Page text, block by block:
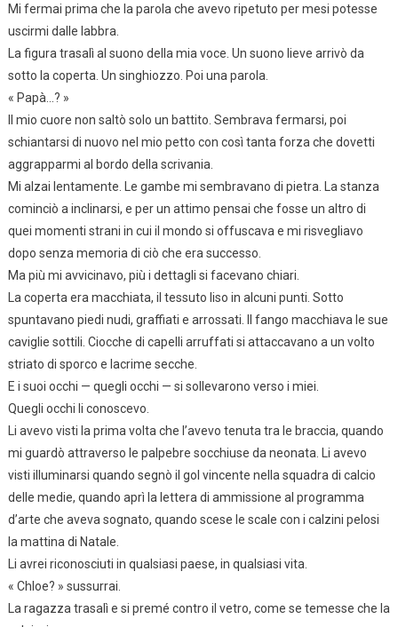
Mi fermai prima che la parola che avevo ripetuto per mesi potesse
uscirmi dalle labbra.
La figura trasalì al suono della mia voce. Un suono lieve arrivò da
sotto la coperta. Un singhiozzo. Poi una parola.
« Papà…? »
Il mio cuore non saltò solo un battito. Sembrava fermarsi, poi
schiantarsi di nuovo nel mio petto con così tanta forza che dovetti
aggrapparmi al bordo della scrivania.
Mi alzai lentamente. Le gambe mi sembravano di pietra. La stanza
cominciò a inclinarsi, e per un attimo pensai che fosse un altro di
quei momenti strani in cui il mondo si offuscava e mi risvegliavo
dopo senza memoria di ciò che era successo.
Ma più mi avvicinavo, più i dettagli si facevano chiari.
La coperta era macchiata, il tessuto liso in alcuni punti. Sotto
spuntavano piedi nudi, graffiati e arrossati. Il fango macchiava le sue
caviglie sottili. Ciocche di capelli arruffati si attaccavano a un volto
striato di sporco e lacrime secche.
E i suoi occhi — quegli occhi — si sollevarono verso i miei.
Quegli occhi li conoscevo.
Li avevo visti la prima volta che l’avevo tenuta tra le braccia, quando
mi guardò attraverso le palpebre socchiuse da neonata. Li avevo
visti illuminarsi quando segnò il gol vincente nella squadra di calcio
delle medie, quando aprì la lettera di ammissione al programma
d’arte che aveva sognato, quando scese le scale con i calzini pelosi
la mattina di Natale.
Li avrei riconosciuti in qualsiasi paese, in qualsiasi vita.
« Chloe? » sussurrai.
La ragazza trasalì e si premé contro il vetro, come se temesse che la